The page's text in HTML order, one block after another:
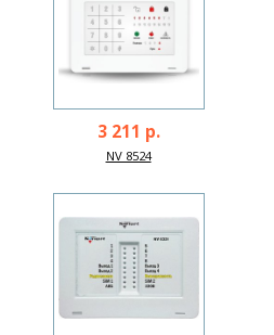
3 211 р.
NV 8524